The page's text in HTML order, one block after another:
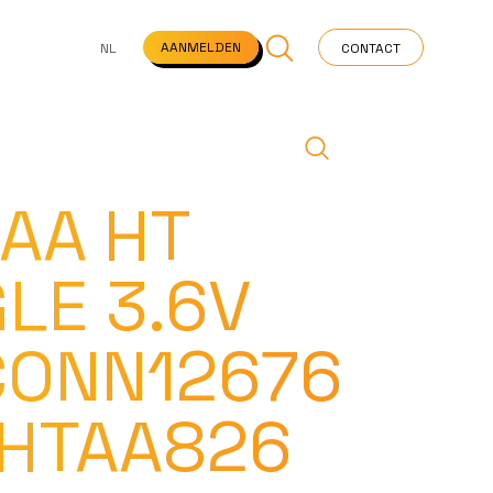
VEELGESTELDE VRAGEN STARTPAGINA NEWS
NL AANMELDEN CONTACT
HT
3.6V